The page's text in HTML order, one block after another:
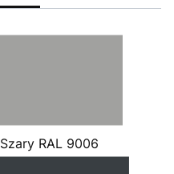
Szary RAL 9006